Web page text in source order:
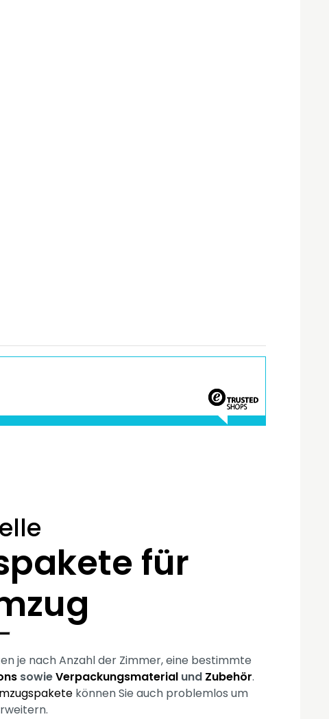
für
je nach Anzahl der Zimmer, eine bestimmte
sowieVerpackungsmaterial und Zubehör.
können Sie auch problemlos um